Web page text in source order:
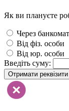
Як ви плануєте
Через банкомат
Від фіз. особи
Від юр. особи
Введіть суму:
Отримати реквізити